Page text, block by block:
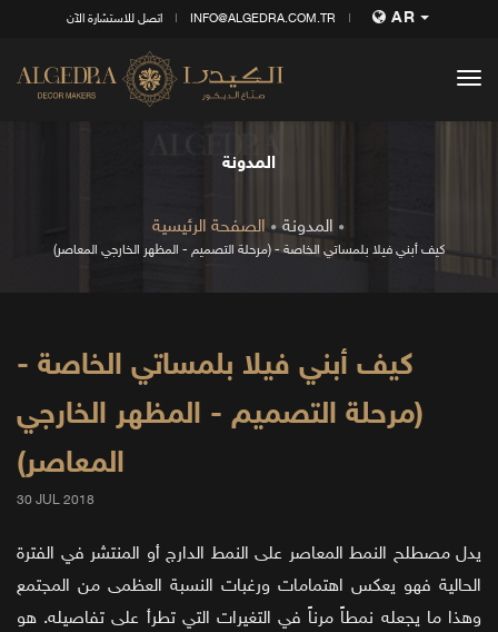
اتصل للاستشارة الآن INFO@ALGEDRA.COM.TR AR
المدونة
الصفحة الرئيسية المدونة
كيف أبني فيلا بلمساتي الخاصة - (مرحلة التصميم - المظهر الخارجي المعاصر)
كيف أبني فيلا بلمساتي الخاصة -
(مرحلة التصميم - المظهر الخارجي
المعاصر)
30 JUL 2018
يدل مصطلح النمط المعاصر على النمط الدارج أو المنتشر في الفترة
الحالية فهو يعكس اهتمامات ورغبات النسبة العظمى من المجتمع
وهذا ما يجعله نمطاً مرناً في التغيرات التي تطرأ على تفاصيله. هو